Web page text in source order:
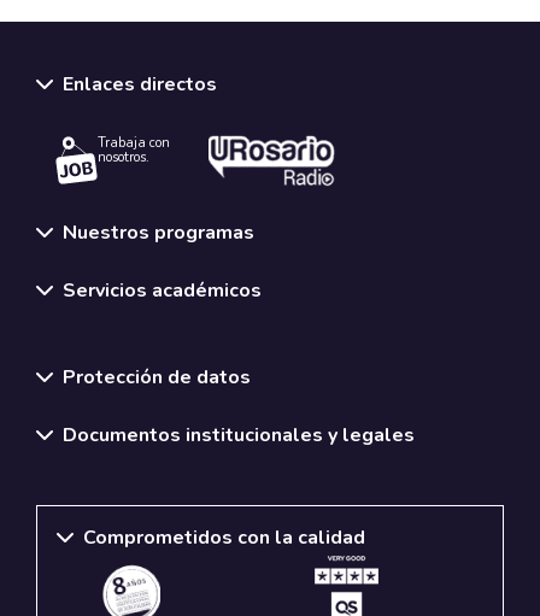
Enlaces directos
Trabaja con
nosotros.
Nuestros programas
Servicios académicos
Protección de datos
Documentos institucionales y legales
Comprometidos con la calidad